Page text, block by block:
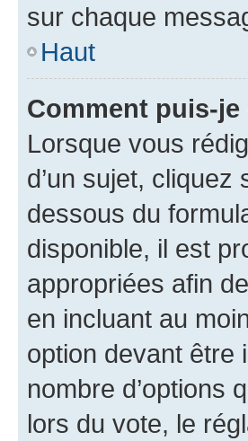
sur chaque
Haut
Comment puis-
Lorsque vous
d’un sujet, cliquez
dessous du
disponible, il est
appropriées afin
en incluant au
option devant être
nombre d’options
lors du vote, le